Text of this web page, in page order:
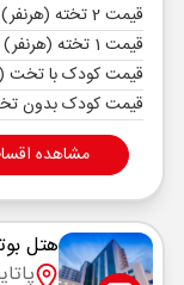
قیمت 2 تخته (هرنفر)
قیمت 1 تخته (هرنفر)
قیمت کودک با تخت
قیمت کودک بدون
مشاهده
هتل